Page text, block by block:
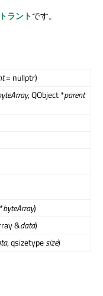
ラントです。
= nullptr)
, QObject *parent
byteArray)
&data)
, qsizetypesize)